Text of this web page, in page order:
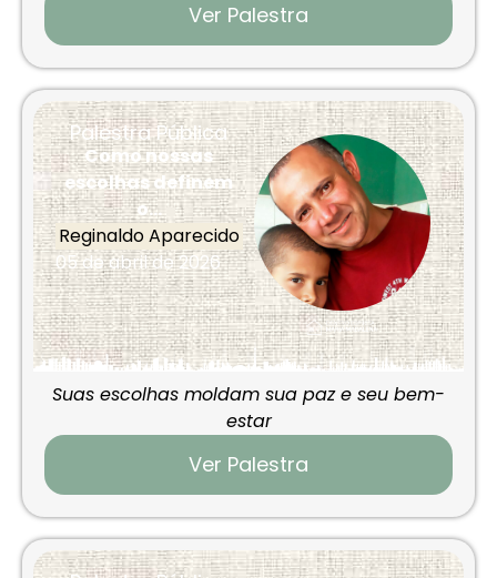
Ver Palestra
Palestra Pública
Como nossas
escolhas definem
o...
Reginaldo Aparecido
05 de abril de 2026
Suas escolhas moldam sua paz e seu bem-
estar
Ver Palestra